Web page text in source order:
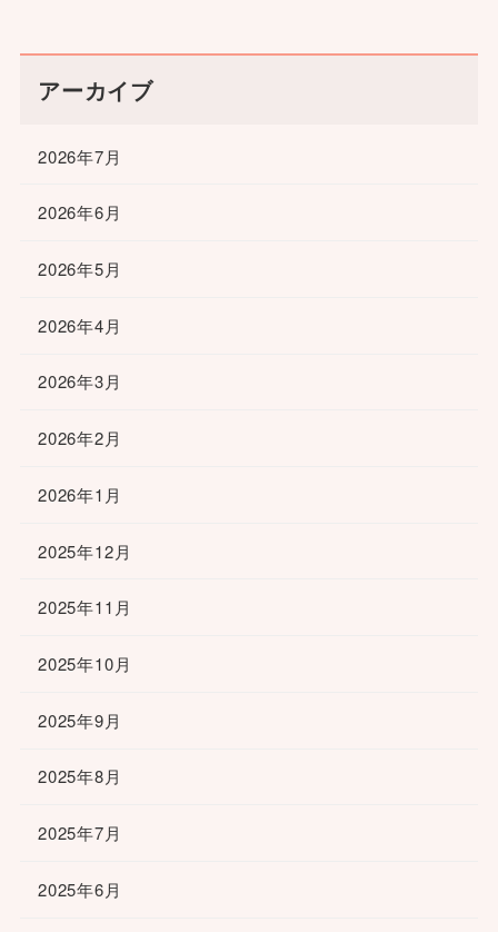
アーカイブ
2026年7月
2026年6月
2026年5月
2026年4月
2026年3月
2026年2月
2026年1月
2025年12月
2025年11月
2025年10月
2025年9月
2025年8月
2025年7月
2025年6月